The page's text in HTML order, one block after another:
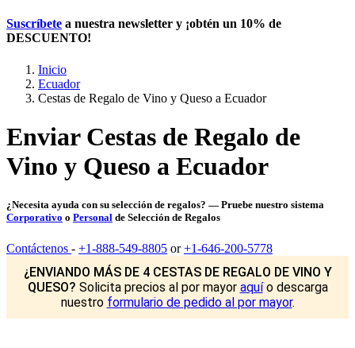
Suscríbete a nuestra newsletter y ¡obtén un 10% de
DESCUENTO!
Inicio
Ecuador
Cestas de Regalo de Vino y Queso a Ecuador
Enviar Cestas de Regalo de
Vino y Queso a Ecuador
¿Necesita ayuda con su selección de regalos? — Pruebe nuestro sistema
Corporativo o Personal de Selección de Regalos
Contáctenos - +1-888-549-8805 or+1-646-200-5778
¿ENVIANDO MÁS DE 4 CESTAS DE REGALO DE VINO Y
QUESO? Solicita precios al por mayor aquío descarga
nuestro formulario de pedido al por mayor.